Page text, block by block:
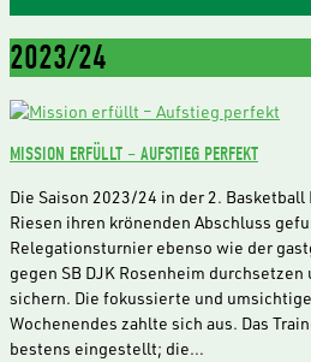
2023/24
MISSION ERFÜLLT – AUFSTIEG PERFEKT
Die Saison 2023/24 in der 2.
Riesen ihren krönenden Abschluss
Relegationsturnier ebenso wie der
gegen SB DJK Rosenheim
sichern. Die fokussierte und
Wochenendes zahlte sich aus. Das
bestens eingestellt; die…